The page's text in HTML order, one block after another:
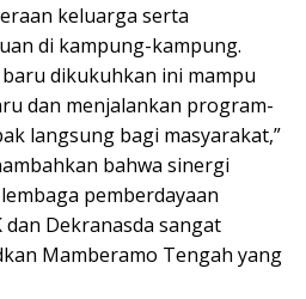
keluarga serta
di kampung-kampung.
dikukuhkan ini mampu
dan menjalankan program-
langsung bagi masyarakat,”
bahwa sinergi
pemberdayaan
Dekranasda sangat
Mamberamo Tengah yang